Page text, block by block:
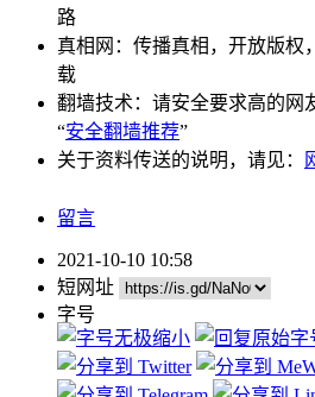
路
真相网：传播真相，开放版权
载
翻墙技术：请安全要求高的网
“安全翻墙推荐”
关于资料传送的说明，请见：
留言
2021-10-10 10:58
短网址
字号